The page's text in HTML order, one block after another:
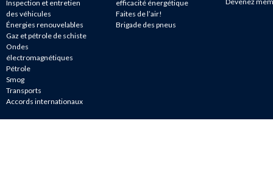
Inspection et entretien
des véhicules
Énergies renouvelables
Gaz et pétrole de schiste
Ondes
électromagnétiques
Pétrole
Smog
Transports
Accords internationaux
efficacité énergétique
Faites de l’air!
Brigade des pneus